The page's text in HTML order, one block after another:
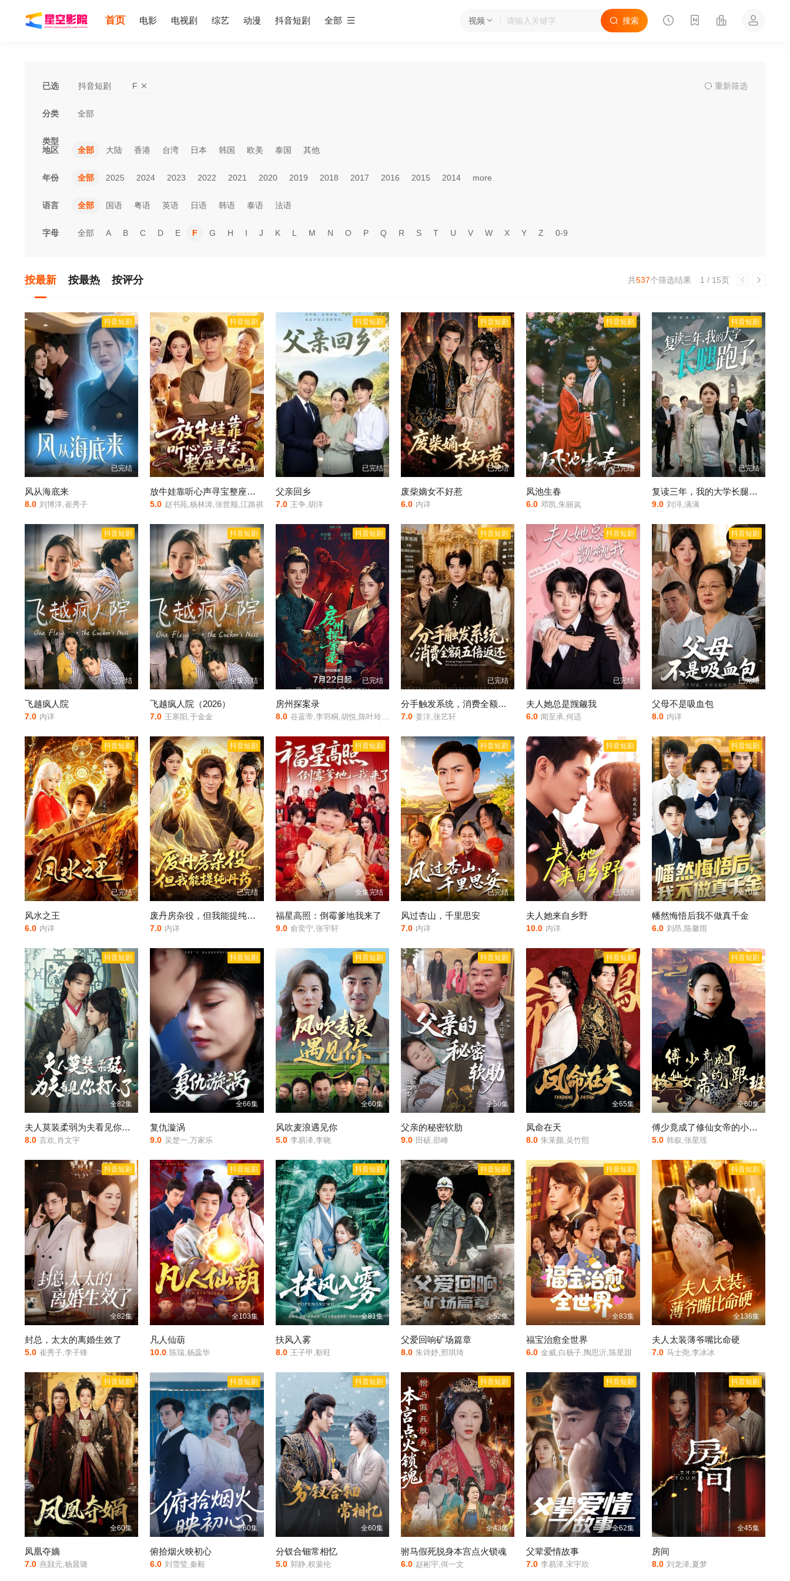
视频 搜索
首页 电影 电视剧 综艺 动漫 抖音短剧 全部
已选 抖音短剧 F 重新筛选
分类 全部
类型
地区
全部 大陆 香港 台湾 日本 韩国 欧美 泰国 其他
年份 全部 2025 2024 2023 2022 2021 2020 2019 2018 2017 2016 2015 2014 more
语言 全部 国语 粤语 英语 日语 韩语 泰语 法语
字母 全部 A B C D E F G H I J K L M N O P Q R S T U V W X Y Z 0-9
按最新 按最热 按评分 1 / 15页
共537个筛选结果
抖音短剧
已完结
风从海底来
8.0 刘博洋,崔秀子
抖音短剧
已完结
放牛娃靠听心声寻宝整座大山
5.0 赵书苑,杨林涛,张世顺,江路祺
抖音短剧
已完结
父亲回乡
7.0 王争,胡洋
抖音短剧
已完结
废柴嫡女不好惹
6.0 内详
抖音短剧
已完结
凤池生春
6.0 邓凯,朱丽岚
抖音短剧
已完结
复读三年，我的大学长腿跑了
9.0 刘浔,满满
抖音短剧
已完结
飞越疯人院
7.0 内详
抖音短剧
全集完结
飞越疯人院（2026）
7.0 王寒阳,于金金
抖音短剧
已完结
房州探案录
8.0 谷蓝帝,李羽桐,胡悦,陈叶玲,周恒远
抖音短剧
已完结
分手触发系统，消费全额五倍返还
7.0 姜沣,张艺轩
抖音短剧
已完结
夫人她总是觊觎我
6.0 闻至承,何适
抖音短剧
已完结
父母不是吸血包
8.0 内详
抖音短剧
已完结
风水之王
6.0 内详
抖音短剧
已完结
废丹房杂役，但我能提纯丹药
7.0 内详
抖音短剧
全集完结
福星高照：倒霉爹地我来了
9.0 俞奕宁,张宇轩
抖音短剧
已完结
风过杏山，千里思安
7.0 内详
抖音短剧
已完结
夫人她来自乡野
10.0 内详
抖音短剧
全70集
幡然悔悟后我不做真千金
6.0 刘昂,陈馨雨
抖音短剧
全82集
夫人莫装柔弱为夫看见你打人了
8.0 言欢,肖文宇
抖音短剧
全66集
复仇漩涡
9.0 吴楚一,万家乐
抖音短剧
全60集
风吹麦浪遇见你
5.0 李易泽,李晓
抖音短剧
全50集
父亲的秘密软肋
9.0 田硕,邵峰
抖音短剧
全65集
凤命在天
8.0 朱茉颜,吴竹熙
抖音短剧
全60集
傅少竟成了修仙女帝的小跟班
5.0 韩叙,张星瑶
抖音短剧
全82集
封总，太太的离婚生效了
5.0 崔秀子,李子锋
抖音短剧
全103集
凡人仙葫
10.0 陈瑞,杨蕊华
抖音短剧
全81集
扶风入雾
8.0 王子甲,靳旺
抖音短剧
全52集
父爱回响矿场篇章
8.0 朱诗妤,邢琪琦
抖音短剧
全83集
福宝治愈全世界
6.0 金威,白杨子,陶思沂,陈星甜
抖音短剧
全136集
夫人太装薄爷嘴比命硬
7.0 马士尧,李冰冰
抖音短剧
全60集
凤凰夺嫡
7.0 燕颢元,杨晨璐
抖音短剧
全60集
俯拾烟火映初心
6.0 刘雪莹,秦毅
抖音短剧
全60集
分钗合钿常相忆
5.0 郭静,权裴伦
抖音短剧
全43集
驸马假死脱身本宫点火锁魂
6.0 赵彬宇,佴一文
抖音短剧
全62集
父辈爱情故事
7.0 李易泽,宋宇欣
抖音短剧
全45集
房间
8.0 刘龙泽,夏梦